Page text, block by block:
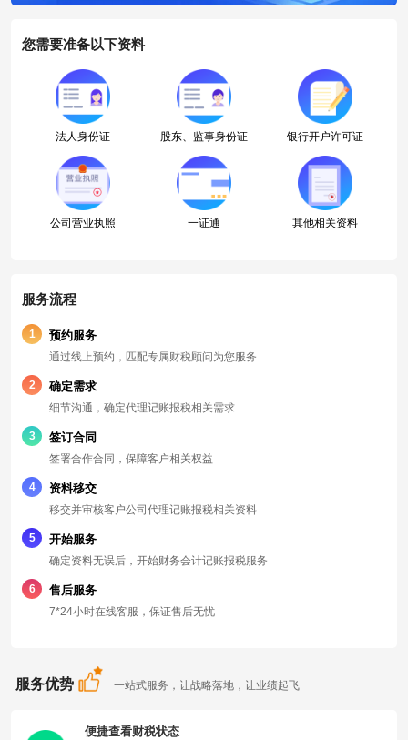
您需要准备以下资料
法人身份证 股东、监事身份证 银行开户许可证
公司营业执照 一证通 其他相关资料
服务流程
预约服务
1
通过线上预约，匹配专属财税顾问为您服务
确定需求
2
细节沟通，确定代理记账报税相关需求
签订合同
3
签署合作合同，保障客户相关权益
资料移交
4
移交并审核客户公司代理记账报税相关资料
开始服务
5
确定资料无误后，开始财务会计记账报税服务
售后服务
6
7*24小时在线客服，保证售后无忧
服务优势 一站式服务，让战略落地，让业绩起飞
便捷查看财税状态